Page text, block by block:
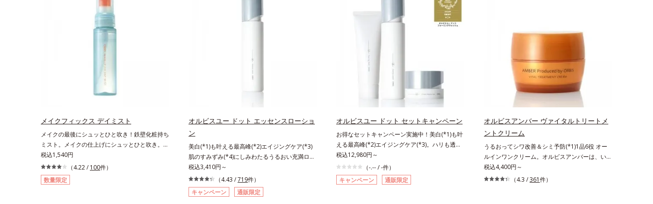
メイクフィックス デイミスト
メイクの最後にシュッとひと吹き！鉄壁化粧持ち
ミスト。メイクの仕上げにシュッとひと吹き。肌
とメイクの密着感をピタッと高め、メイクくずれ
を防ぎ、化粧持ちをアップさせるミストタイプの
化粧水です。くずれ防止成分(*1)を含む層と美容
成分(*2)を含む水層の2層タイプ。よく振って混
税込1,540円
（4.22 / 100件）
数量限定
オルビスユー ドット エッセンスローショ
ン
美白(*1)も叶える最高峰(*2)エイジングケア(*3)
肌のすみずみ(*4)にしみわたるうるおい充満ロー
ション。ハリも透明感(*5)も結果主義。年齢サイ
ン(*6)の因子に着目した肌科学エイジングケア
(*3)シリーズ。オルビスユー ドットシリーズは、
年齢による肌悩み一つ一つを対処するのではな
税込3,410円～
（4.43 /719件）
キャンペーン
通販限定
オルビスユー ドット セットキャンペーン
お得なセットキャンペーン実施中！美白(*1)も叶
える最高峰(*2)エイジングケア(*3)。ハリも透明
感(*4)も結果主義。年齢サイン(*5)の因子に着目
した肌科学エイジングケア(*3)シリーズ。オルビ
スユー ドットシリーズは、年齢による肌悩み一
つ一つを対処するのではなく、肌で起きているこ
税込12,980円～
（-.-- / -件）
キャンペーン
通販限定
オルビスアンバー ヴァイタルトリートメ
ントクリーム
うるおってシワ改善＆シミ予防(*1)1品6役 オー
ルインワンクリーム。オルビスアンバーは、いつ
も⾃然体で美しくありたいと願う⼤⼈世代に寄り
添うブランドです。年齢印象研究に基づいた肌サ
税込4,400円～
（4.3 /361件）